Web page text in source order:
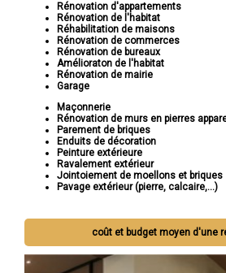
Rénovation d'appartements
Rénovation de l'habitat
Réhabilitation de maisons
Rénovation de commerces
Rénovation de bureaux
Amélioraton de l'habitat
Rénovation de mairie
Garage
Maçonnerie
Rénovation de murs en pierres
Parement de briques
Enduits de décoration
Peinture extérieure
Ravalement extérieur
Jointoiement de moellons et briques
Pavage extérieur (pierre, calcaire,...)
coût et budget moyen d'une